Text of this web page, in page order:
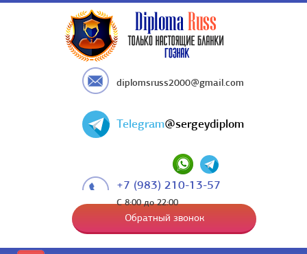
diplomsruss2000@gmail.com
Telegram@sergeydiplom
+7 (983) 210-13-57
С 8:00 до 22:00
Обратный звонок